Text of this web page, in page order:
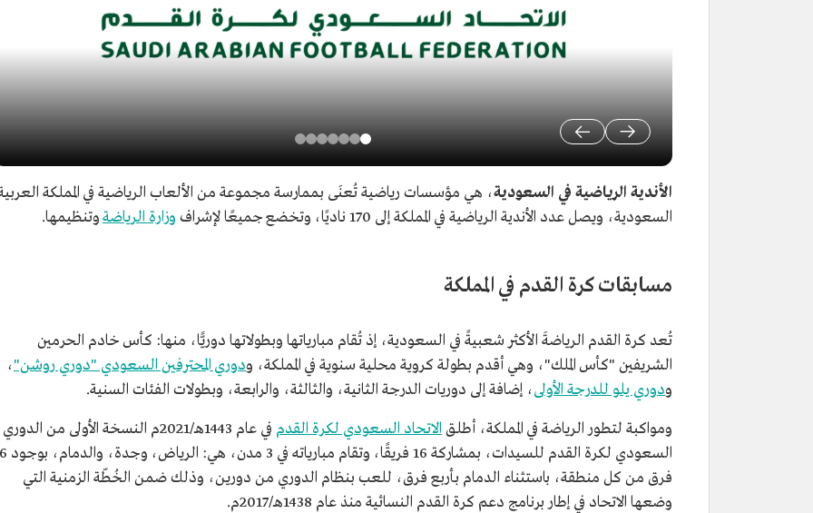
الأندية الرياضية في السعودية، هي مؤسسات رياضية تُعنَى بممارسة مجموعة من الألعاب الرياضية في المملكة
السعودية، ويصل عدد الأندية الرياضية في المملكة إلى 170 ناديًا، وتخضع جميعًا لإشراف
وزارة الرياضةوتنظيمها.
مسابقات كرة القدم في المملكة
تُعد كرة القدم الرياضةَ الأكثر شعبيةً في السعودية، إذ تُقام مبارياتها وبطولاتها دوريًّا، منها: كأس خادم الحرمين
الشريفين "كأس الملك"، وهي أقدم بطولة كروية محلية سنوية في المملكة، ودوري المحترفين السعودي "دوري روشن"،
ودوري يلو للدرجة الأولى، إضافة إلى دوريات الدرجة الثانية، والثالثة، والرابعة، وبطولات الفئات السنية.
ومواكبة لتطور الرياضة في المملكة، أطلق الاتحاد السعودي لكرة القدم
في عام 1443هـ/2021م النسخة الأولى من الدوري
السعودي لكرة القدم للسيدات، بمشاركة 16 فريقًا، وتقام مبارياته في 3 مدن، هي: الرياض، وجدة، والدمام، بوجود 6
فرق من كل منطقة، باستثناء الدمام بأربع فرق، للعب بنظام الدوري من دورين، وذلك ضمن الخُطّة الزمنية التي
وضعها الاتحاد في إطار برنامج دعم كرة القدم النسائية منذ عام 1438هـ/2017م.